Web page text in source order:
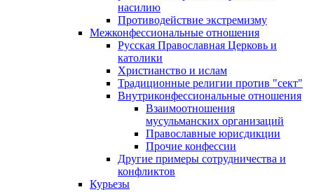
насилию
Противодействие экстремизму
Межконфессиональные отношения
Русская Православная Церковь и
католики
Христианство и ислам
Традиционные религии против "сект"
Внутриконфессиональные отношения
Взаимоотношения
мусульманских организаций
Православные юрисдикции
Прочие конфессии
Другие примеры сотрудничества и
конфликтов
Курьезы